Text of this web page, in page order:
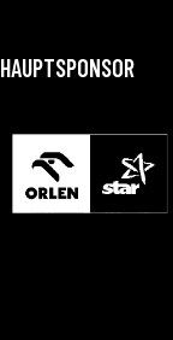
HAUPTSPONSOR